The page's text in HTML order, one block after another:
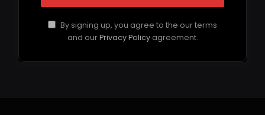
By signing up, you agree to the our terms
and ourPrivacy Policyagreement.